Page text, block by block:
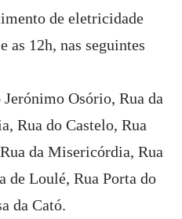
de eletricidade
as 12h, nas seguintes
Osório, Rua da
Rua do Castelo, Rua
da Misericórdia, Rua
de Loulé, Rua Porta do
da Cató.